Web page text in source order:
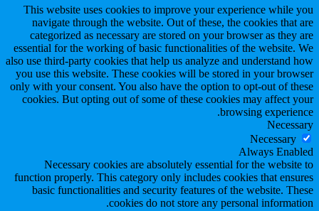
This website uses cookies to improve your experience while you
navigate through the website. Out of these, the cookies that are
categorized as necessary are stored on your browser as they are
essential for the working of basic functionalities of the website. We
also use third-party cookies that help us analyze and understand how
you use this website. These cookies will be stored in your browser
only with your consent. You also have the option to opt-out of these
cookies. But opting out of some of these cookies may affect your
browsing experience.
Necessary
Necessary
Always Enabled
Necessary cookies are absolutely essential for the website to
function properly. This category only includes cookies that ensures
basic functionalities and security features of the website. These
cookies do not store any personal information.